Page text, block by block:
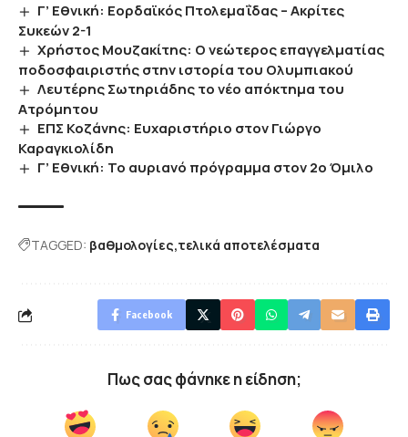
Γ’ Εθνική: Εορδαϊκός Πτολεμαΐδας – Ακρίτες
Συκεών 2-1
Χρήστος Μουζακίτης: Ο νεώτερος επαγγελματίας
ποδοσφαιριστής στην ιστορία του Ολυμπιακού
Λευτέρης Σωτηριάδης το νέο απόκτημα του
Ατρόμητου
ΕΠΣ Κοζάνης: Ευχαριστήριο στον Γιώργο
Καραγκιολίδη
Γ’ Εθνική: Το αυριανό πρόγραμμα στον 2ο Όμιλο
TAGGED: βαθμολογίες τελικά αποτελέσματα
Facebook
Πως σας φάνηκε η είδηση;